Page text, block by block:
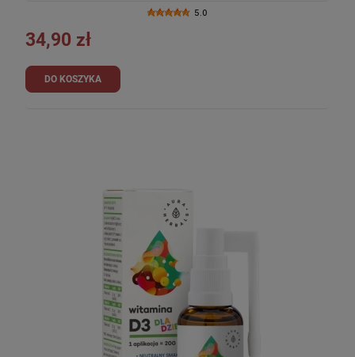
5.0
34,90 zł
DO KOSZYKA